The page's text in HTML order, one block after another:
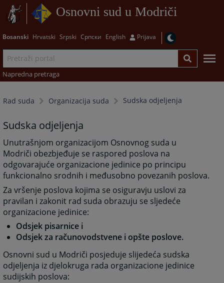
Osnovni sud u Modriči
Bosanski Hrvatski Srpski Српски English Prijava
Napredna pretraga
Rad suda Organizacija suda Sudska odjeljenja
Sudska odjeljenja
Unutrašnjom organizacijom Osnovnog suda u
Modriči obezbjeđuje se raspored poslova na
odgovarajuće organizacione jedinice po principu
funkcionalno srodnih i međusobno povezanih poslova.
Za vršenje poslova kojima se osiguravju uslovi za
pravilan i zakonit rad suda obrazuju se sljedeće
organizacione jedinice:
Odsjek pisarnice i
Odsjek za računovodstvene i opšte poslove.
Osnovni sud u Modriči posjeduje slijedeća sudska
odjeljenja iz djelokruga rada organizacione jedinice
sudijskih poslova: